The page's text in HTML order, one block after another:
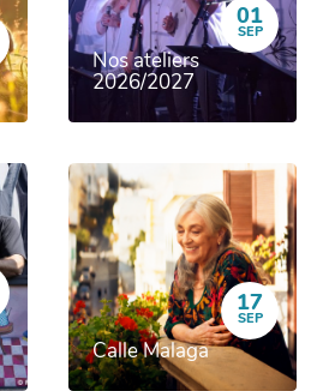
01
SEP
Nos ateliers
2026/2027
17
SEP
Calle Malaga